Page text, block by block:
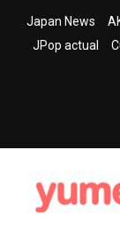
Japan News
JPop actual